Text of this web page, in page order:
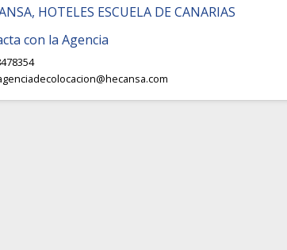
HOTELES ESCUELA DE CANARIAS
con la Agencia